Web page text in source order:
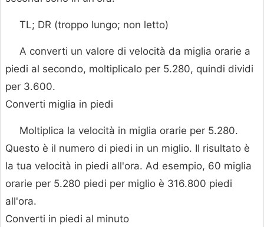
TL; DR (troppo lungo; non letto)
A converti un valore di velocità da miglia orarie a
piedi al secondo, moltiplicalo per 5.280, quindi dividi
per 3.600.
Converti miglia in piedi
Moltiplica la velocità in miglia orarie per 5.280.
Questo è il numero di piedi in un miglio. Il risultato è
la tua velocità in piedi all'ora. Ad esempio, 60 miglia
orarie per 5.280 piedi per miglio è 316.800 piedi
all'ora.
Converti in piedi al minuto